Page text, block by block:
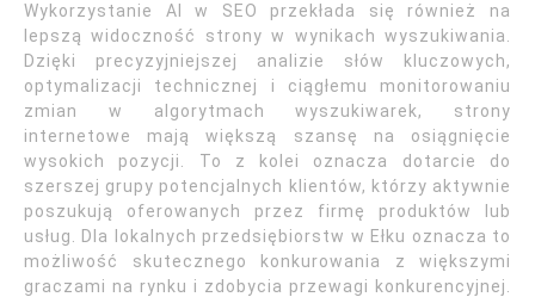
Wykorzystanie AI w SEO przekłada się również na
lepszą widoczność strony w wynikach wyszukiwania.
Dzięki precyzyjniejszej analizie słów kluczowych,
optymalizacji technicznej i ciągłemu monitorowaniu
zmian w algorytmach wyszukiwarek, strony
internetowe mają większą szansę na osiągnięcie
wysokich pozycji. To z kolei oznacza dotarcie do
szerszej grupy potencjalnych klientów, którzy aktywnie
poszukują oferowanych przez firmę produktów lub
usług. Dla lokalnych przedsiębiorstw w Ełku oznacza to
możliwość skutecznego konkurowania z większymi
graczami na rynku i zdobycia przewagi konkurencyjnej.